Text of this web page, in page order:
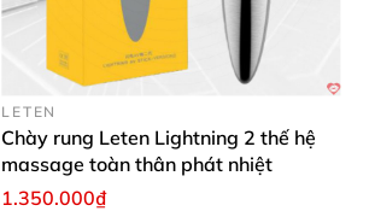
LETEN
Chày rung Leten Lightning 2 thế hệ
massage toàn thân phát nhiệt
1.350.000₫